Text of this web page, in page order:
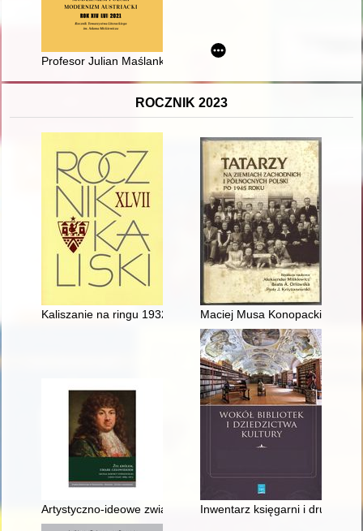
Profesor Julian Maślanka (1930-2020)
ROCZNIK 2023
Kaliszanie na ringu 1932-2019 - recenzja]Maciej Musa Konopacki -
Artystyczno-ideowe związki Michała Korybuta Wiśniowieckiego
Inwentarz księgarni i drukarni